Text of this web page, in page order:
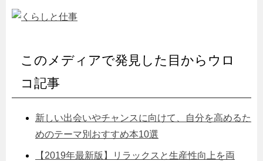
このメディアで発見した目からウロ
コ記事
新しい出会いやチャンスに向けて、自分を高めるた
めのテーマ別おすすめ本10選
【2019年最新版】リラックスと生産性向上を両